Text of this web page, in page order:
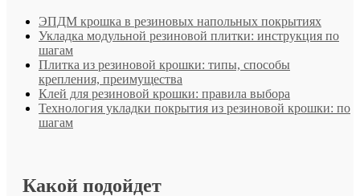
ЭПДМ крошка в резиновых напольных покрытиях
Укладка модульной резиновой плитки: инструкция по
шагам
Плитка из резиновой крошки: типы, способы
крепления, преимущества
Клей для резиновой крошки: правила выбора
Технология укладки покрытия из резиновой крошки: по
шагам
Какой подойдет